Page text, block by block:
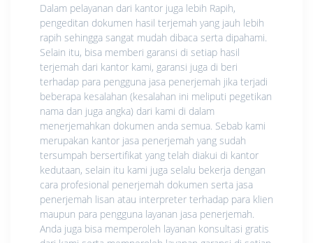
Dalam pelayanan dari kantor juga lebih Rapih,
pengeditan dokumen hasil terjemah yang jauh lebih
rapih sehingga sangat mudah dibaca serta dipahami.
Selain itu, bisa memberi garansi di setiap hasil
terjemah dari kantor kami, garansi juga di beri
terhadap para pengguna jasa penerjemah jika terjadi
beberapa kesalahan (kesalahan ini meliputi pegetikan
nama dan juga angka) dari kami di dalam
menerjemahkan dokumen anda semua. Sebab kami
merupakan kantor jasa penerjemah yang sudah
tersumpah bersertifikat yang telah diakui di kantor
kedutaan, selain itu kami juga selalu bekerja dengan
cara profesional penerjemah dokumen serta jasa
penerjemah lisan atau interpreter terhadap para klien
maupun para pengguna layanan jasa penerjemah.
Anda juga bisa memperoleh layanan konsultasi gratis